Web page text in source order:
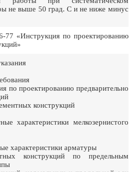
не выше 50 град. С и не ниже минус
77 «Инструкция по проектированию
по проектированию предварительно
конструкций
характеристики мелкозернистого
характеристики арматуры
конструкций по предельным